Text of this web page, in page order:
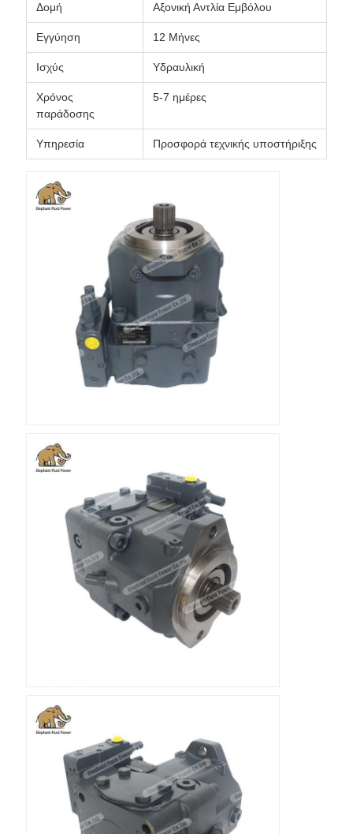
Δομή Αξονική Αντλία Εμβόλου
Εγγύηση 12 Μήνες
Ισχύς Υδραυλική
Χρόνος
παράδοσης
5-7 ημέρες
Υπηρεσία Προσφορά τεχνικής υποστήριξης